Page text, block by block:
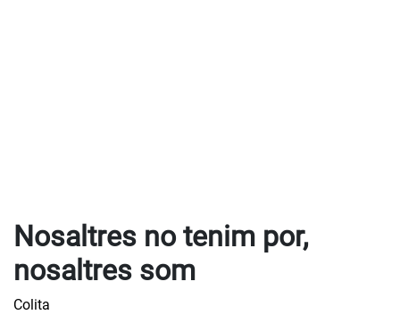
Nosaltres no tenim por,
nosaltres som
Colita